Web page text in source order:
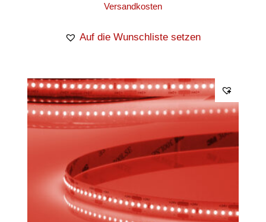
Versandkosten
Auf die Wunschliste setzen